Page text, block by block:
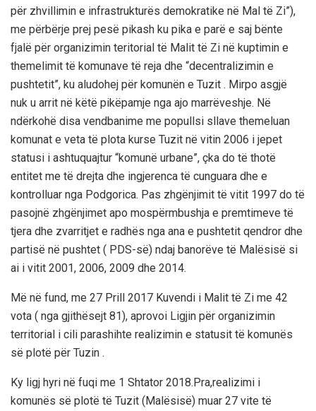
për zhvillimin e infrastrukturës demokratike në Mal të Zi”),
me përbërje prej pesë pikash ku pika e parë e saj bënte
fjalë për organizimin teritorial të Malit të Zi në kuptimin e
themelimit të komunave të reja dhe “decentralizimin e
pushtetit”, ku aludohej për komunën e Tuzit . Mirpo asgjë
nuk u arrit në këtë pikëpamje nga ajo marrëveshje. Në
ndërkohë disa vendbanime me popullsi sllave themeluan
komunat e veta të plota kurse Tuzit në vitin 2006 i jepet
statusi i ashtuquajtur “komunë urbane”, çka do të thotë
entitet me të drejta dhe ingjerenca të cunguara dhe e
kontrolluar nga Podgorica. Pas zhgënjimit të vitit 1997 do të
pasojnë zhgënjimet apo mospërmbushja e premtimeve të
tjera dhe zvarritjet e radhës nga ana e pushtetit qendror dhe
partisë në pushtet ( PDS-së) ndaj banorëve të Malësisë si
ai i vitit 2001, 2006, 2009 dhe 2014.
Më në fund, me 27 Prill 2017 Kuvendi i Malit të Zi me 42
vota ( nga gjithësejt 81), aprovoi Ligjin për organizimin
territorial i cili parashihte realizimin e statusit të komunës
së plotë për Tuzin .
Ky ligj hyri në fuqi me 1 Shtator 2018.Pra,realizimi i
komunës së plotë të Tuzit (Malësisë) muar 27 vite të